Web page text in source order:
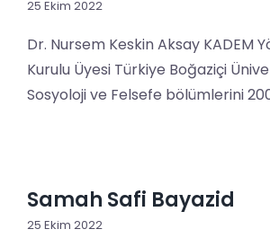
25 Ekim 2022
Dr. Nursem Keskin Aksay KADEM
Kurulu Üyesi Türkiye Boğaziçi
Sosyoloji ve Felsefe bölümlerini
Samah Safi Bayazid
25 Ekim 2022